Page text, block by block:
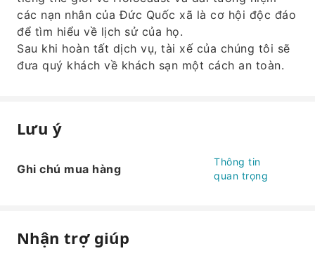
các nạn nhân của Đức Quốc xã là cơ hội độc đáo
để tìm hiểu về lịch sử của họ.
Sau khi hoàn tất dịch vụ, tài xế của chúng tôi sẽ
đưa quý khách về khách sạn một cách an toàn.
Lưu ý
Ghi chú mua hàng
Thông tin
quan trọng
Nhận trợ giúp